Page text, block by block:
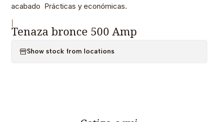
acabado Prácticas y económicas.
Tenaza bronce 500 Amp
Show stock from locations